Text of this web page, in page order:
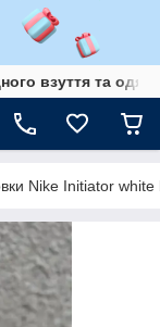
взуття та
Nike Initiator